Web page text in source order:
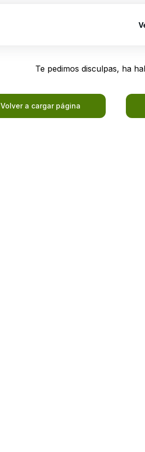
Te pedimos disculpas, ha
Volver a cargar página